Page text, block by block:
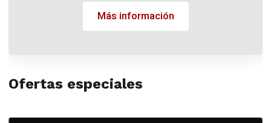
Más información
Ofertas especiales